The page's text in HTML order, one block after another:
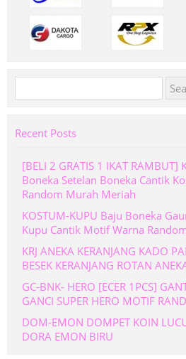
for:
Recent Posts
[BELI 2 GRATIS 1 IKAT RAMBUT]
Boneka Setelan Boneka Cantik
Random Murah Meriah
KOSTUM-KUPU Baju Boneka
Kupu Cantik Motif Warna
KRJ ANEKA KERANJANG KADO
BESEK KERANJANG ROTAN
GC-BNK- HERO [ECER 1PCS]
GANCI SUPER HERO MOTIF
DOM-EMON DOMPET KOIN
DORA EMON BIRU